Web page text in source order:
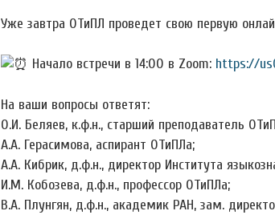
Уже завтра ОТиПЛ проведет свою первую
Начало встречи в 14:00 в Zoom: https://
На ваши вопросы ответят:
О.И. Беляев, к.ф.н., старший преподаватель
А.А. Герасимова, аспирант ОТиПЛа;
А.А. Кибрик, д.ф.н., директор Института
И.М. Кобозева, д.ф.н., профессор ОТиПЛа;
В.А. Плунгян, д.ф.н., академик РАН, зам.